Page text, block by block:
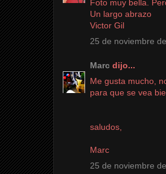
Foto muy bella.
Un largo abrazo
Victor Gil
25 de noviembre
Marc dijo...
Me gusta mucho,
para que se vea
saludos,
Marc
25 de noviembre